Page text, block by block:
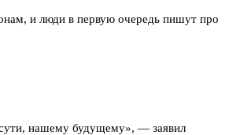
и люди в первую очередь пишут про
сути, нашему будущему», — заявил